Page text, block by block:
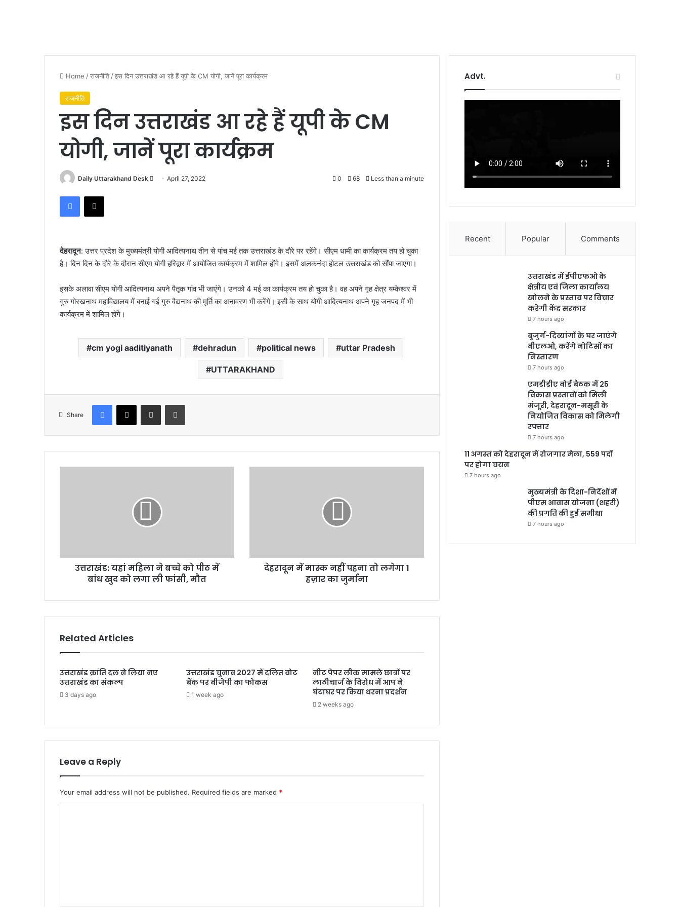
Home /राजनीति /इस दिन उत्तराखंड आ रहे हैं यूपी के CM योगी, जानें पूरा कार्यक्रम
राजनीति
इस दिन उत्तराखंड आ रहे हैं यूपी के CM
योगी, जानें पूरा कार्यक्रम
Daily Uttarakhand Desk
SendApril 27, 2022 0 68 Less than a minute
Facebook
X
देहरादून: उत्तर प्रदेश के मुख्यमंत्री योगी आदित्यनाथ तीन से पांच मई तक उत्तराखंड के दौरे पर रहेंगे। सीएम धामी का कार्यक्रम तय हो चुका
है। दिन दिन के दौरे के दौरान सीएम योगी हरिद्वार में आयोजित कार्यक्रम में शामिल होंगे। इसमें अलकनंदा होटल उत्तराखंड को सौंपा जाएगा।
इसके अलावा सीएम योगी आदित्यनाथ अपने पैतृक गांव भी जाएंगे। उनको 4 मई का कार्यक्रम तय हो चुका है। वह अपने गृह क्षेत्र यम्केश्वर में
गुरु गोरखनाथ महाविद्यालय में बनाई गई गुरु वैद्यनाथ की मूर्ति का अनावरण भी करेंगे। इसी के साथ योगी आदित्यनाथ अपने गृह जनपद में भी
कार्यक्रम में शामिल होंगे।
cm yogi aaditiyanath dehradun political news uttar Pradesh
UTTARAKHAND
Share
Facebook
X Share via Email Print
बांध
ली
उत्तराखंड: यहां महिला ने बच्चे को पीठ में
बांध खुद को लगा ली फांसी, मौत
हज़ार
देहरादून में मास्क नहीं पहना तो लगेगा 1
हज़ार का जुर्माना
Related Articles
उत्तराखंड क्रांति दल ने लिया नए
उत्तराखंड का संकल्प
3 days ago
उत्तराखंड चुनाव 2027 में दलित वोट
बैंक पर बीजेपी का फोकस
1 week ago
नीट पेपर लीक मामले छात्रों पर
लाठीचार्ज के विरोध में आप ने
घंटाघर पर किया धरना प्रदर्शन
2 weeks ago
Leave a Reply
Your email address will not be published. Required fields are marked *
Advt.
Recent Popular Comments
उत्तराखंड में ईपीएफओ के
क्षेत्रीय एवं जिला कार्यालय
खोलने के प्रस्ताव पर विचार
करेगी केंद्र सरकार
7 hours ago
बुजुर्ग-दिव्यांगों के घर जाएंगे
बीएलओ, करेंगे नोटिसों का
निस्तारण
7 hours ago
एमडीडीए बोर्ड बैठक में 25
विकास प्रस्तावों को मिली
मंजूरी, देहरादून-मसूरी के
नियोजित विकास को मिलेगी
रफ्तार
7 hours ago
11 अगस्त को देहरादून में रोजगार मेला, 559 पदों
पर होगा चयन
7 hours ago
मुख्यमंत्री के दिशा-निर्देशों में
पीएम आवास योजना (शहरी)
की प्रगति की हुई समीक्षा
7 hours ago